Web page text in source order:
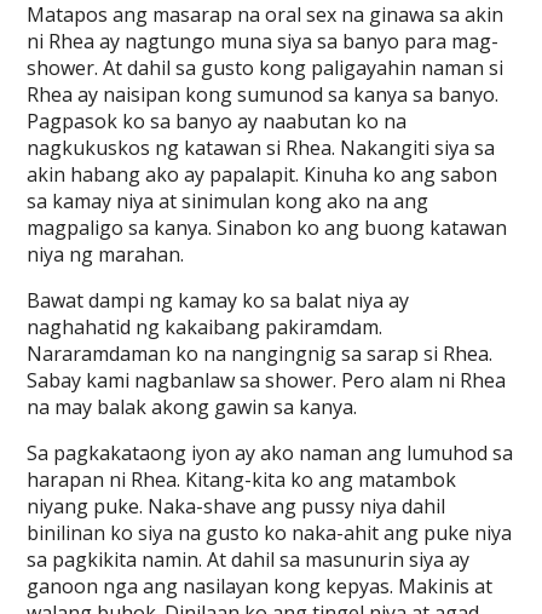
Matapos ang masarap na oral sex na ginawa sa akin
ni Rhea ay nagtungo muna siya sa banyo para mag-
shower. At dahil sa gusto kong paligayahin naman si
Rhea ay naisipan kong sumunod sa kanya sa banyo.
Pagpasok ko sa banyo ay naabutan ko na
nagkukuskos ng katawan si Rhea. Nakangiti siya sa
akin habang ako ay papalapit. Kinuha ko ang sabon
sa kamay niya at sinimulan kong ako na ang
magpaligo sa kanya. Sinabon ko ang buong katawan
niya ng marahan.
Bawat dampi ng kamay ko sa balat niya ay
naghahatid ng kakaibang pakiramdam.
Nararamdaman ko na nangingnig sa sarap si Rhea.
Sabay kami nagbanlaw sa shower. Pero alam ni Rhea
na may balak akong gawin sa kanya.
Sa pagkakataong iyon ay ako naman ang lumuhod sa
harapan ni Rhea. Kitang-kita ko ang matambok
niyang puke. Naka-shave ang pussy niya dahil
binilinan ko siya na gusto ko naka-ahit ang puke niya
sa pagkikita namin. At dahil sa masunurin siya ay
ganoon nga ang nasilayan kong kepyas. Makinis at